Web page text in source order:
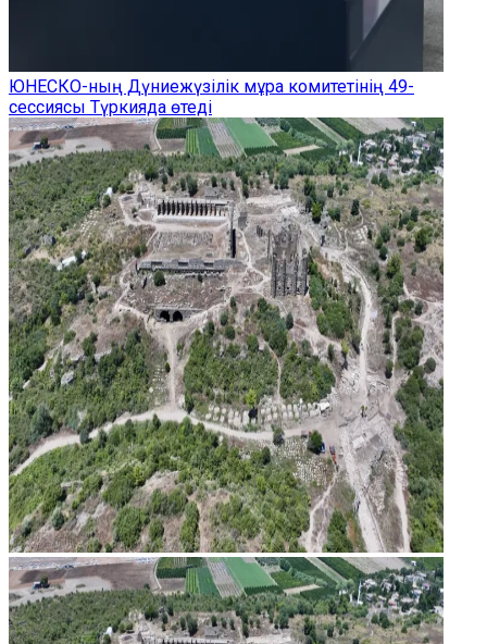
ЮНЕСКО-ның Дүниежүзілік мұра комитетінің 49-
сессиясы Түркияда өтеді